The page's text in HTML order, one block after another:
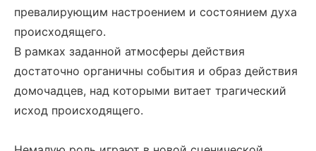
превалирующим настроением и состоянием духа
происходящего.
В рамках заданной атмосферы действия
достаточно органичны события и образ действия
домочадцев, над которыми витает трагический
исход происходящего.